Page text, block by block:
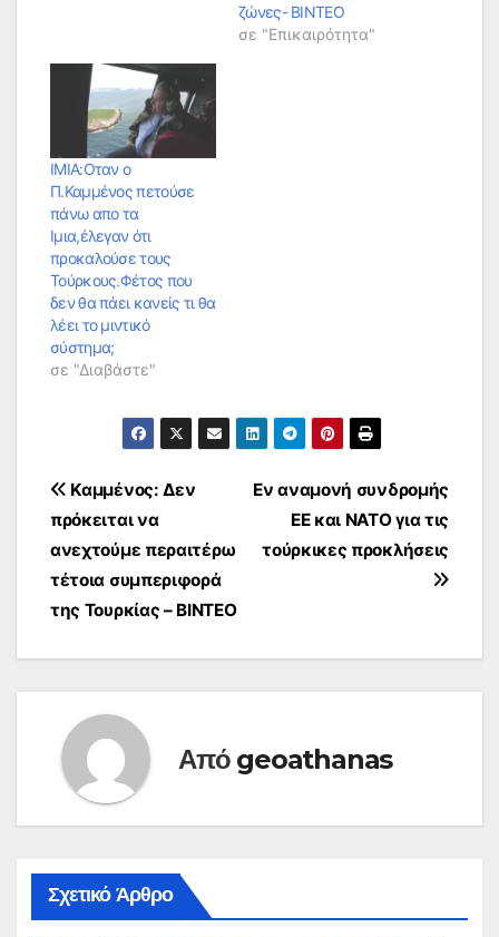
ζώνες- BINTEO
σε "Επικαιρότητα"
ΙΜΙΑ:Oταν ο
Π.Καμμένος πετούσε
πάνω απο τα
Ιμια,έλεγαν ότι
προκαλούσε τους
Τούρκους.Φέτος που
δεν θα πάει κανείς τι θα
λέει το μιντικό
σύστημα;
σε "Διαβάστε"
Πλοήγηση
άρθρων
Εν αναμονή συνδρομής
ΕΕ και ΝΑΤΟ για τις
τούρκικες προκλήσεις
Καμμένος: Δεν
πρόκειται να
ανεχτούμε περαιτέρω
τέτοια συμπεριφορά
της Τουρκίας – ΒΙΝΤΕΟ
Από geoathanas
Σχετικό Άρθρο